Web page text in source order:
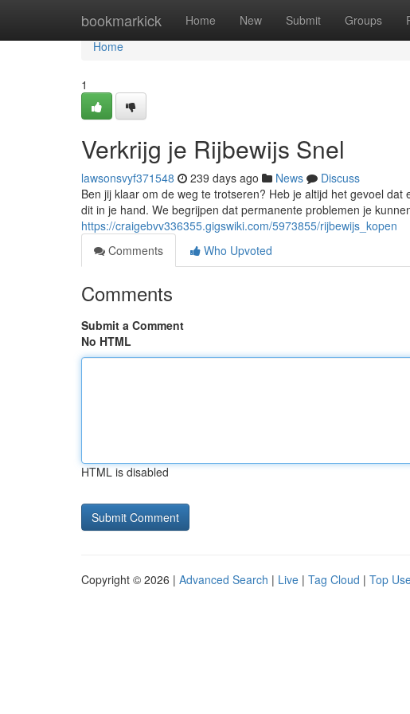
bookmarkick Home New Submit Groups
Home
Home
1
Verkrijg je Rijbewijs Snel
lawsonsvyf371548 239 days ago News
Discuss
Ben jij klaar om de weg te trotseren? Heb je altijd het gevoel
dit in je hand. We begrijpen dat permanente problemen je
https://craigebvv336355.gigswiki.com/5973855/rijbewijs_kopen
Comments
Who Upvoted
Comments
Submit a Comment
No HTML
HTML is disabled
Copyright © 2026 | Advanced Search | Live | Tag Cloud | Top